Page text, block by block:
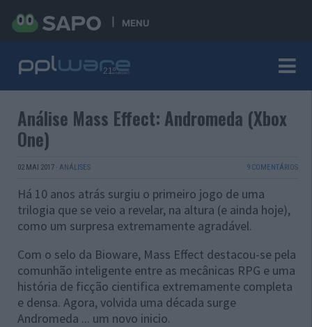
MENU
Análise Mass Effect: Andromeda (Xbox
One)
02 MAI 2017 · ANÁLISES 9 COMENTÁRIOS
Há 10 anos atrás surgiu o primeiro jogo de uma
trilogia que se veio a revelar, na altura (e ainda hoje),
como um surpresa extremamente agradável.
Com o selo da Bioware, Mass Effect destacou-se pela
comunhão inteligente entre as mecânicas RPG e uma
história de ficção cientifica extremamente completa
e densa. Agora, volvida uma década surge
Andromeda ... um novo inicio.